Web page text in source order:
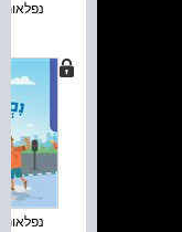
נפלאות
נפלאות